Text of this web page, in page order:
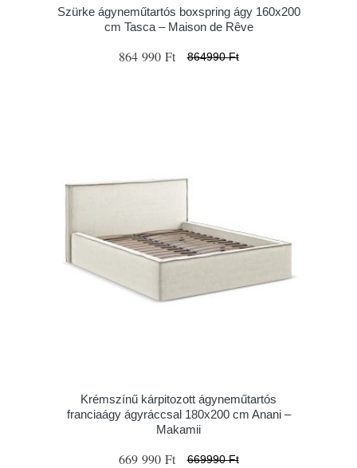
Szürke ágyneműtartós boxspring ágy 160x200
cm Tasca – Maison de Rêve
864 990 Ft 864990 Ft
Krémszínű kárpitozott ágyneműtartós
franciaágy ágyráccsal 180x200 cm Anani –
Makamii
669 990 Ft 669990 Ft